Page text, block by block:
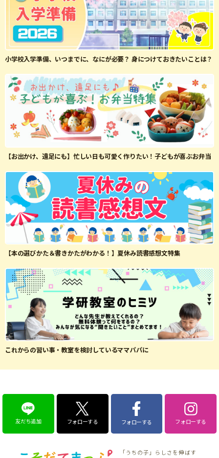
小学校入学準備、いつまでに、なにが必要？ 身につけておきたいことは？
【お出かけ、遠足にも】忙しい日も可愛く作りたい！子どもが喜ぶお弁当
【本の選びかた＆書きかたがわかる！】夏休み読書感想文特集
これからの習い事・教室を検討しているママパパに
友だち追加 フォローする フォローする フォローする
「うちの子」らしさを伸ばす